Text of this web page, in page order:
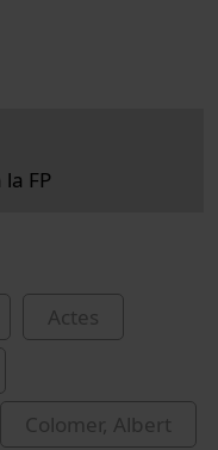
FP
Actes
Colomer, Albert